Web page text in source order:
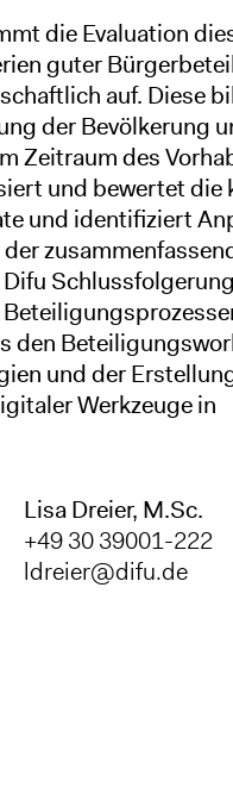
die Evaluation
guter
auf. Diese
der Bevölkerung
Zeitraum des
und bewertet die
und identifiziert
den
und der
Werkzeuge in
Lisa Dreier, M.Sc.
+49 30 39001-222
ldreier@difu.de